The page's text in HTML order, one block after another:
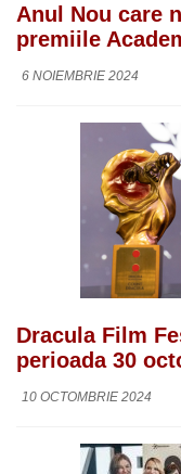
Anul Nou care
premiile
6 NOIEMBRIE 2024
Dracula Film
perioada 30
10 OCTOMBRIE 2024